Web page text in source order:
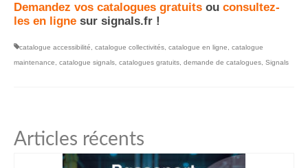
Demandez vos catalogues gratuits ou consultez-
les en ligne sur signals.fr !
catalogue accessibilité catalogue collectivités catalogue en ligne
catalogue
maintenance
catalogue signals catalogues gratuits demande de catalogues Signals
Articles récents